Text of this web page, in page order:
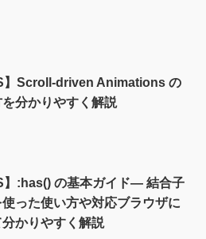
】Scroll-driven Animations の
分かりやすく解説
】:has() の基本ガイド― 結合子
った使い方や対応ブラウザに
かりやすく解説